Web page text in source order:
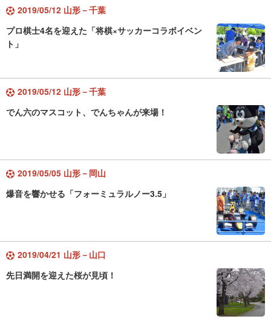
2019/05/12 山形－千葉
プロ棋士4名を迎えた「将棋×サッカーコラボイベン
ト」
2019/05/12 山形－千葉
でん六のマスコット、でんちゃんが来場！
2019/05/05 山形－岡山
爆音を響かせる「フォーミュラルノー3.5」
2019/04/21 山形－山口
先日満開を迎えた桜が見頃！